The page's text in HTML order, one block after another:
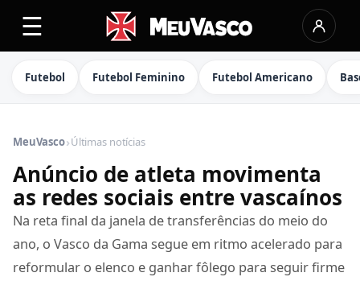
☰
Futebol Futebol Feminino Futebol Americano
MeuVasco›Últimas notícias
Anúncio de atleta movimenta
as redes sociais entre vascaínos
Na reta final da janela de transferências do meio do
ano, o Vasco da Gama segue em ritmo acelerado para
reformular o elenco e ganhar fôlego para seguir firme